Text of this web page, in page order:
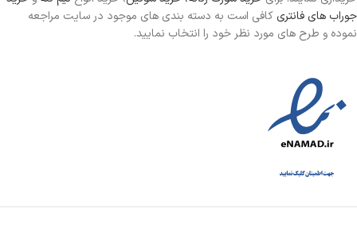
جوراب های فانتری کافی است به دسته بندی های موجود در سایت مراجعه
نموده و طرح های مورد نظر خود را انتخاب نمایید.